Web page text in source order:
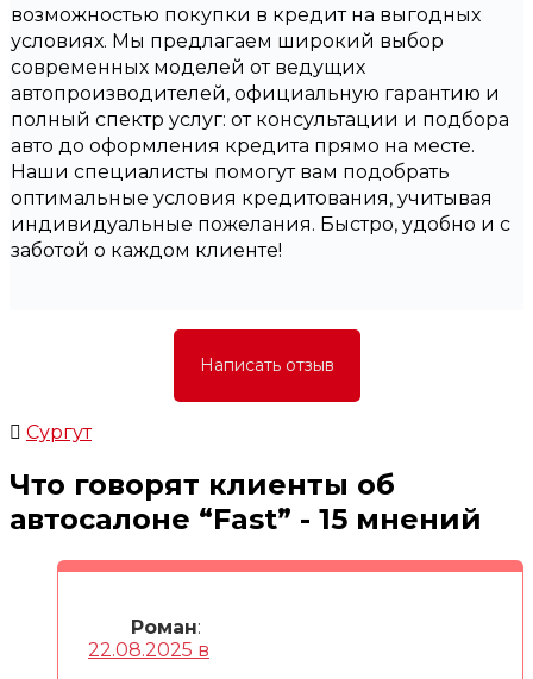
возможностью покупки в кредит на выгодных
условиях. Мы предлагаем широкий выбор
современных моделей от ведущих
автопроизводителей, официальную гарантию и
полный спектр услуг: от консультации и подбора
авто до оформления кредита прямо на месте.
Наши специалисты помогут вам подобрать
оптимальные условия кредитования, учитывая
индивидуальные пожелания. Быстро, удобно и с
заботой о каждом клиенте!
Написать отзыв
Сургут
Что говорят клиенты об
автосалоне “Fast” - 15 мнений
Роман:
22.08.2025 в